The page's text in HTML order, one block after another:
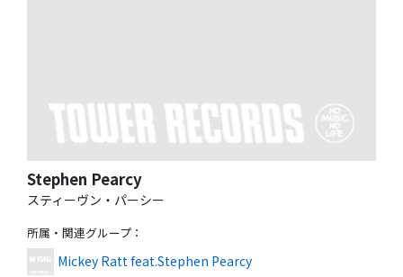
Stephen Pearcy
スティーヴン・パーシー
所属・関連グループ ：
Mickey Ratt feat.Stephen Pearcy